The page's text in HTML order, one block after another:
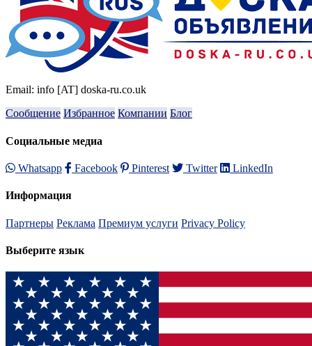
Email: info [AT] doska-ru.co.uk
Сообщение Избранное Компании Блог
Социальные медиа
Whatsapp Facebook Pinterest Twitter LinkedIn
Информация
Партнеры Реклама Премиум услуги Privacy Policy
Выберите язык